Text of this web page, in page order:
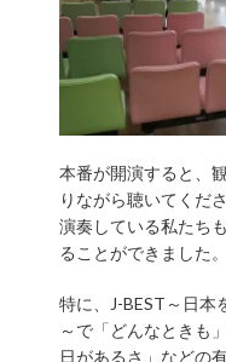
本番が開演すると、
りながら聴いてくだ
演奏している私たち
ることができました。
特に、J-BEST～日本
～で「どんなときも
日があるさ」などの